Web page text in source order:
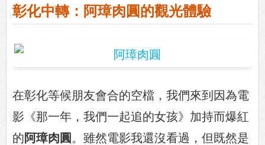
彰化中轉：阿璋肉圓的觀光體驗
在彰化等候朋友會合的空檔，我們來到因為電
影《那一年，我們一起追的女孩》加持而爆紅
的阿璋肉圓 。雖然電影我還沒看過，但既然是